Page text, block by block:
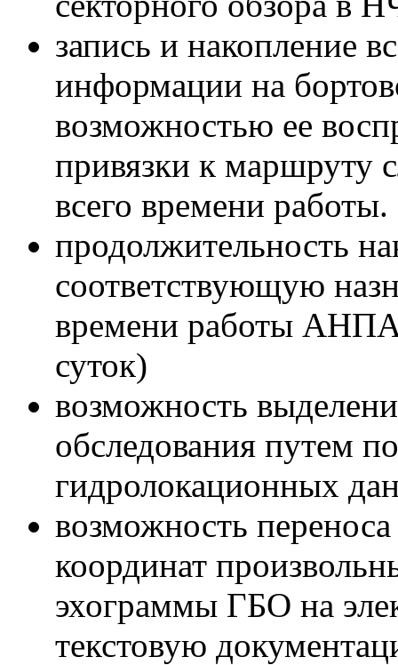
запись и накопление
информации на
возможностью ее
привязки к маршруту
всего времени работы.
продолжительность
соответствующую
времени работы
суток)
возможность
обследования путем
гидролокационных
возможность
координат
эхограммы ГБО на
текстовую